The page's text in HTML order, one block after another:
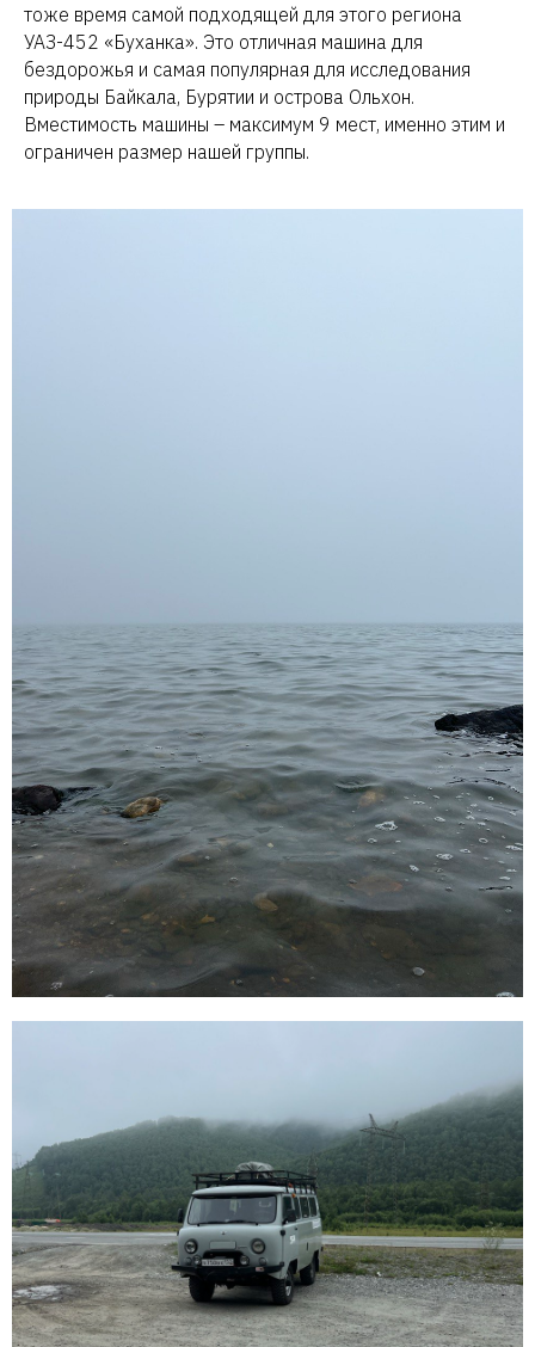
тоже время самой подходящей для этого региона
УАЗ-452 «Буханка». Это отличная машина для
бездорожья и самая популярная для исследования
природы Байкала, Бурятии и острова Ольхон.
Вместимость машины – максимум 9 мест, именно этим и
ограничен размер нашей группы.